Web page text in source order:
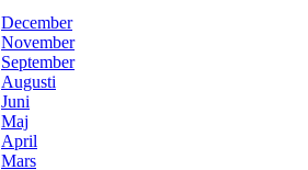
December
November
September
Augusti
Juni
Maj
April
Mars